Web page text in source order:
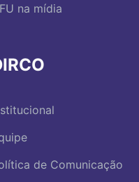
na mídia
de Comunicação